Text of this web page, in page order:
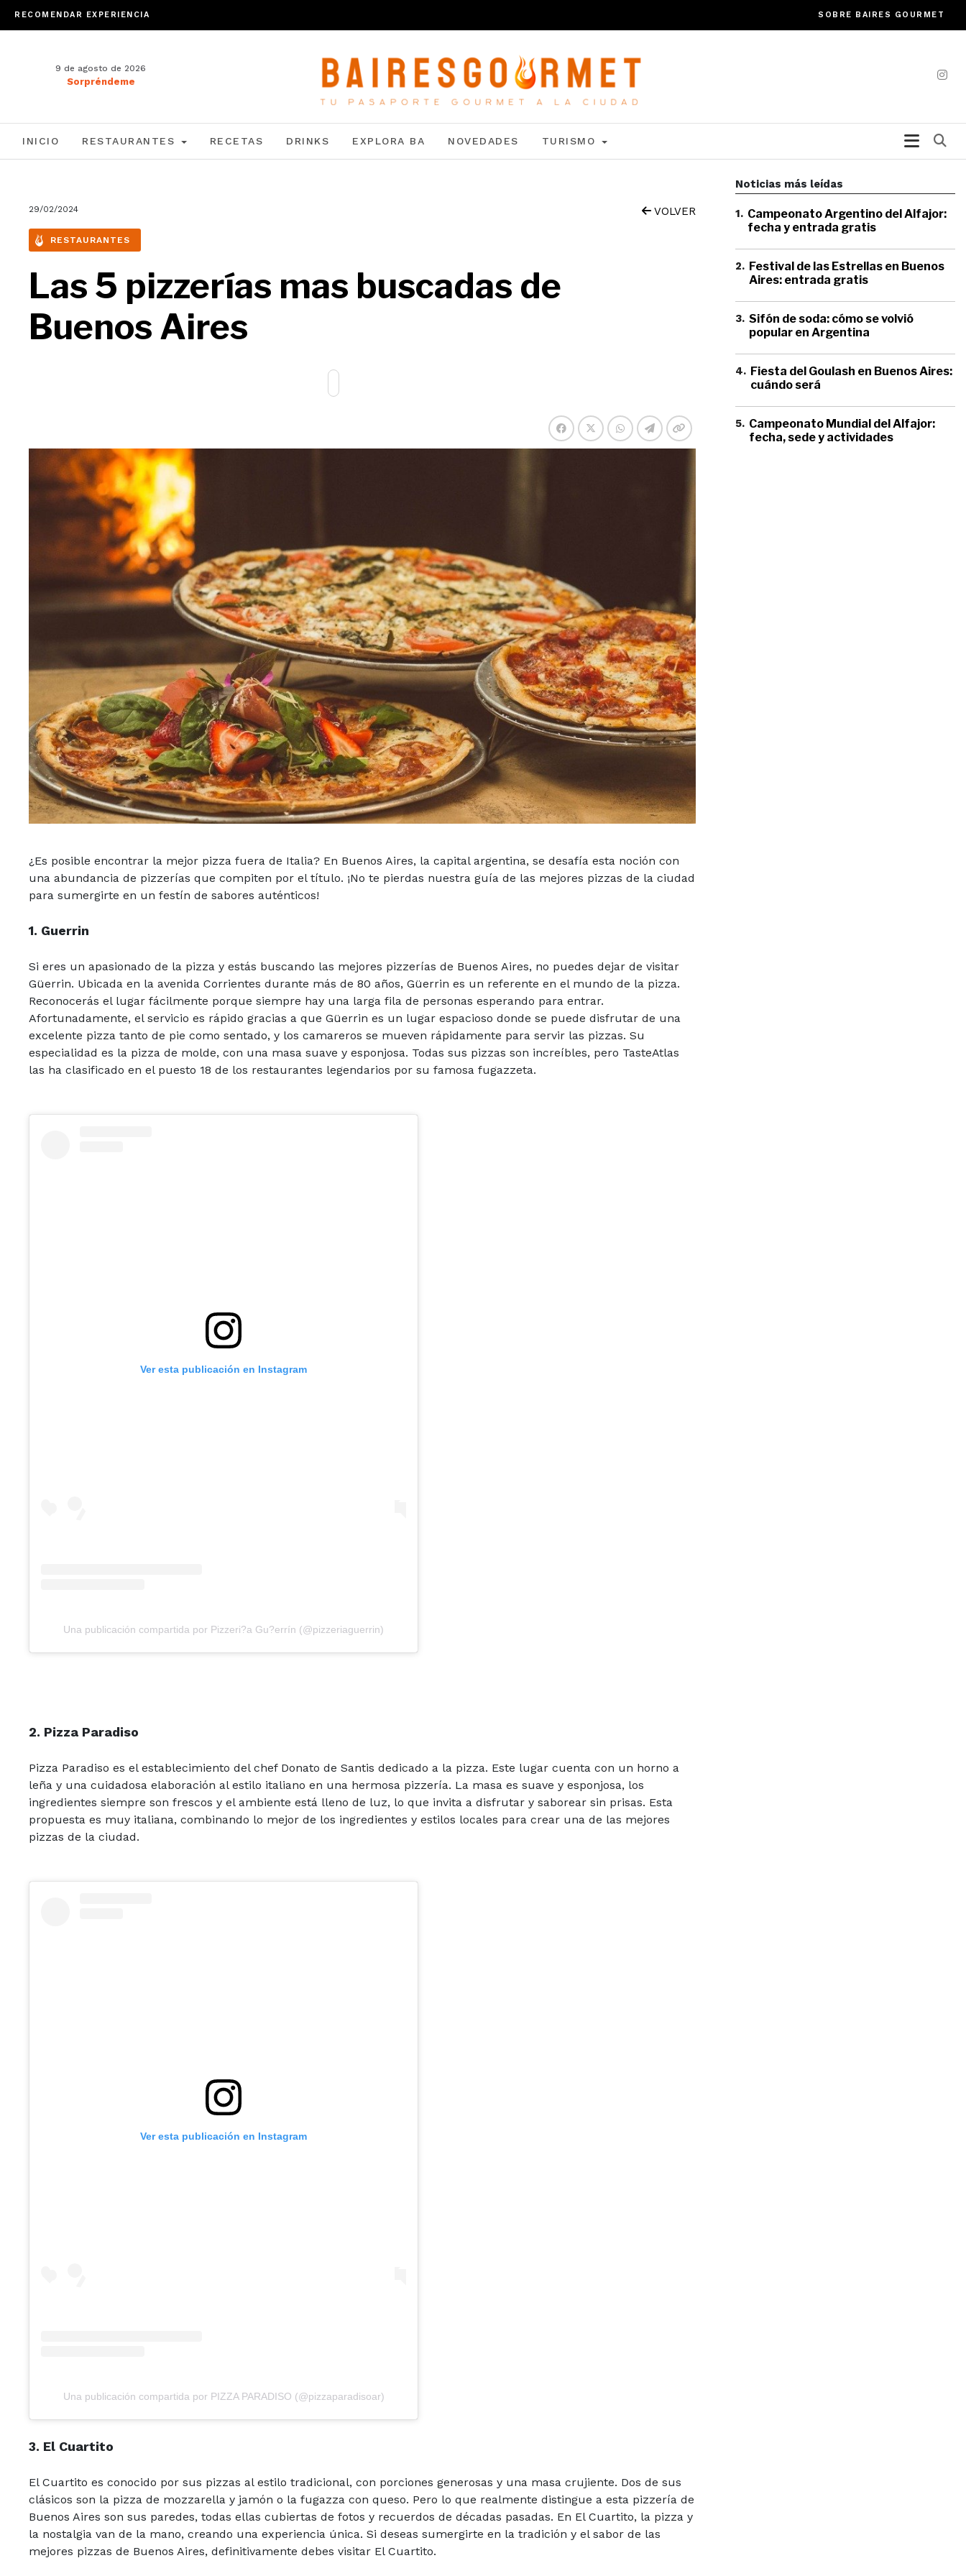
RECOMENDAR EXPERIENCIA SOBRE BAIRES GOURMET
9 de agosto de 2026
Sorpréndeme
INICIO RESTAURANTES RECETAS DRINKS EXPLORA BA NOVEDADES TURISMO
29/02/2024 VOLVER
RESTAURANTES
Las 5 pizzerías mas buscadas de
Buenos Aires
¿Es posible encontrar la mejor pizza fuera de Italia? En Buenos Aires, la capital argentina, se desafía esta noción con
una abundancia de pizzerías que compiten por el título. ¡No te pierdas nuestra guía de las mejores pizzas de la ciudad
para sumergirte en un festín de sabores auténticos!
1. Guerrin
Si eres un apasionado de la pizza y estás buscando las mejores pizzerías de Buenos Aires, no puedes dejar de visitar
Güerrin. Ubicada en la avenida Corrientes durante más de 80 años, Güerrin es un referente en el mundo de la pizza.
Reconocerás el lugar fácilmente porque siempre hay una larga fila de personas esperando para entrar.
Afortunadamente, el servicio es rápido gracias a que Güerrin es un lugar espacioso donde se puede disfrutar de una
excelente pizza tanto de pie como sentado, y los camareros se mueven rápidamente para servir las pizzas. Su
especialidad es la pizza de molde, con una masa suave y esponjosa. Todas sus pizzas son increíbles, pero TasteAtlas
las ha clasificado en el puesto 18 de los restaurantes legendarios por su famosa fugazzeta.
Ver esta publicación en Instagram
Una publicación compartida por Pizzeri?a Gu?errín (@pizzeriaguerrin)
2. Pizza Paradiso
Pizza Paradiso es el establecimiento del chef Donato de Santis dedicado a la pizza. Este lugar cuenta con un horno a
leña y una cuidadosa elaboración al estilo italiano en una hermosa pizzería. La masa es suave y esponjosa, los
ingredientes siempre son frescos y el ambiente está lleno de luz, lo que invita a disfrutar y saborear sin prisas. Esta
propuesta es muy italiana, combinando lo mejor de los ingredientes y estilos locales para crear una de las mejores
pizzas de la ciudad.
Ver esta publicación en Instagram
Una publicación compartida por PIZZA PARADISO (@pizzaparadisoar)
3. El Cuartito
El Cuartito es conocido por sus pizzas al estilo tradicional, con porciones generosas y una masa crujiente. Dos de sus
clásicos son la pizza de mozzarella y jamón o la fugazza con queso. Pero lo que realmente distingue a esta pizzería de
Buenos Aires son sus paredes, todas ellas cubiertas de fotos y recuerdos de décadas pasadas. En El Cuartito, la pizza y
la nostalgia van de la mano, creando una experiencia única. Si deseas sumergirte en la tradición y el sabor de las
mejores pizzas de Buenos Aires, definitivamente debes visitar El Cuartito.
Noticias más leídas
1. Campeonato Argentino del Alfajor:
fecha y entrada gratis
2. Festival de las Estrellas en Buenos
Aires: entrada gratis
3. Sifón de soda: cómo se volvió
popular en Argentina
4. Fiesta del Goulash en Buenos Aires:
cuándo será
5. Campeonato Mundial del Alfajor:
fecha, sede y actividades